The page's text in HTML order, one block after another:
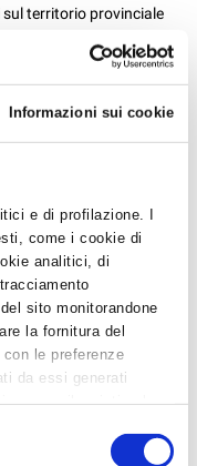
Informazioni sui cookie
e di profilazione. I
come i cookie di
analitici, di
sito monitorandone
la fornitura del
le preferenze
da essi generati
e sono rilasciati solo
Per differenziare le
territorio provinciale
DEI